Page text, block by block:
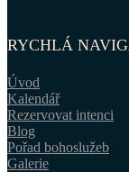
RYCHLÁ
Úvod
Kalendář
Rezervovat intenci
Blog
Pořad bohoslužeb
Galerie